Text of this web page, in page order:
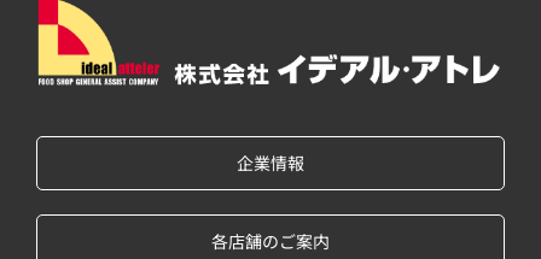
企業情報
各店舗のご案内